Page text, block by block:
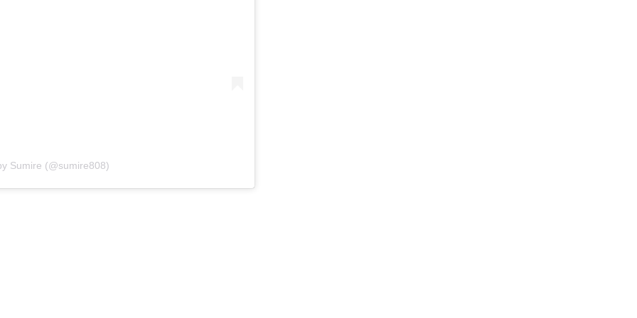
Sumire (@sumire808)